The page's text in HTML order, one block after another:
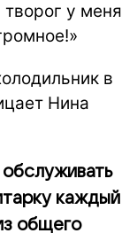
у меня
в
Нина
каждый
общего